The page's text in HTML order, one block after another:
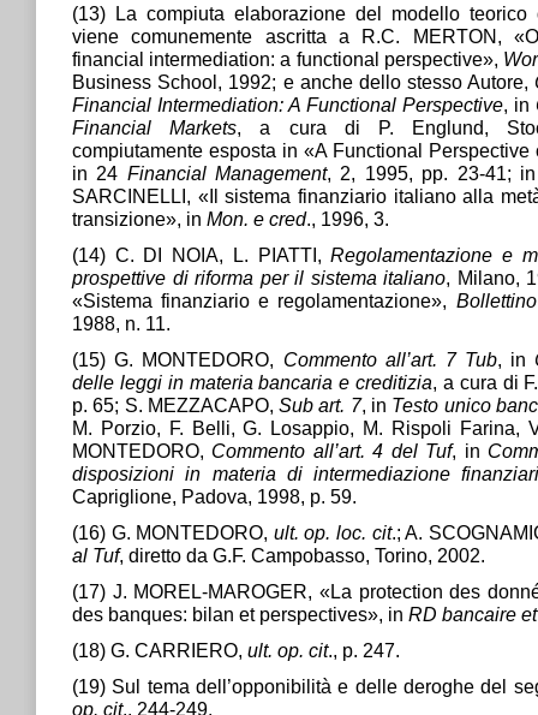
(13) La compiuta elaborazione del modello
viene comunemente ascritta a R.C. MERTON,
financial intermediation: a functional perspective»,
Business School, 1992; e anche dello stesso Autore,
Financial Intermediation: A Functional Perspective , in
Financial Markets , a cura di P. Englund,
compiutamente esposta in «A Functional
in 24 Financial Management, 2, 1995, pp. 23-41;
SARCINELLI, «Il sistema finanziario italiano alla
transizione», in Mon. e cred., 1996, 3.
(14) C. DI NOIA, L. PIATTI, Regolamentazione e
prospettive di riforma per il sistema italiano , Milano,
«Sistema finanziario e regolamentazione»,
1988, n. 11.
(15) G. MONTEDORO, Commento all’art. 7 Tub , in
delle leggi in materia bancaria e creditizia , a cura di
p. 65; S. MEZZACAPO,Sub art. 7, in Testo unico
M. Porzio, F. Belli, G. Losappio, M. Rispoli Farina,
MONTEDORO, Commento all’art. 4 del Tuf, in
disposizioni in materia di intermediazione
Capriglione, Padova, 1998, p. 59.
(16) G. MONTEDORO, ult. op. loc. cit.; A.
al Tuf, diretto da G.F. Campobasso, Torino, 2002.
(17) J. MOREL-MAROGER, «La protection des
des banques: bilan et perspectives», in RD bancaire
(18) G. CARRIERO, ult. op. cit., p. 247.
(19) Sul tema dell’opponibilità e delle deroghe del
op. cit., 244-249.